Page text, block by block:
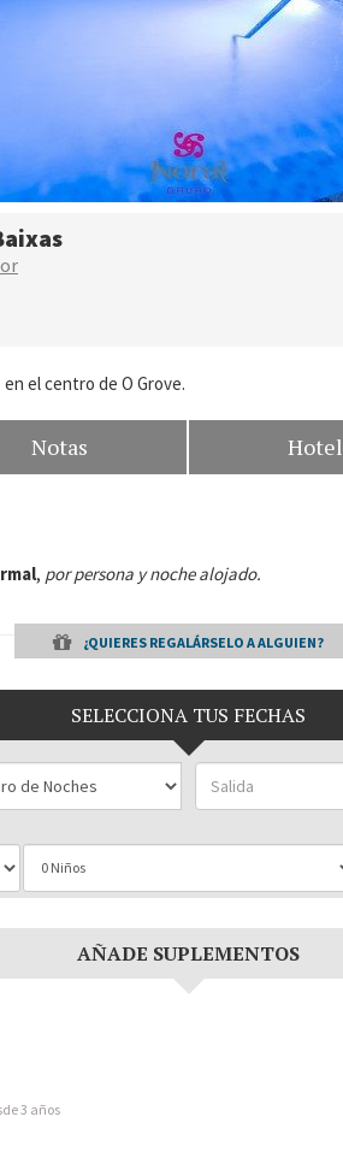
el centro de O Grove.
Notas Hotel
, por persona y noche alojado.
¿QUIERES REGALÁRSELO A ALGUIEN?
SELECCIONA TUS FECHAS
AÑADE SUPLEMENTOS
3 años